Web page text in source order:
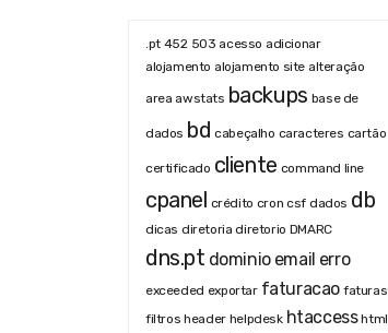
.pt 452 503 acesso adicionar
alojamento alojamento site alteração
area awstats backups base de
dados bd cabeçalho caracteres cartão
certificado cliente command line
cpanel crédito cron csf dados db
dicas diretoria diretorio DMARC
dns.pt dominio email erro
exceeded exportar faturacao faturas
filtros header helpdesk htaccess html